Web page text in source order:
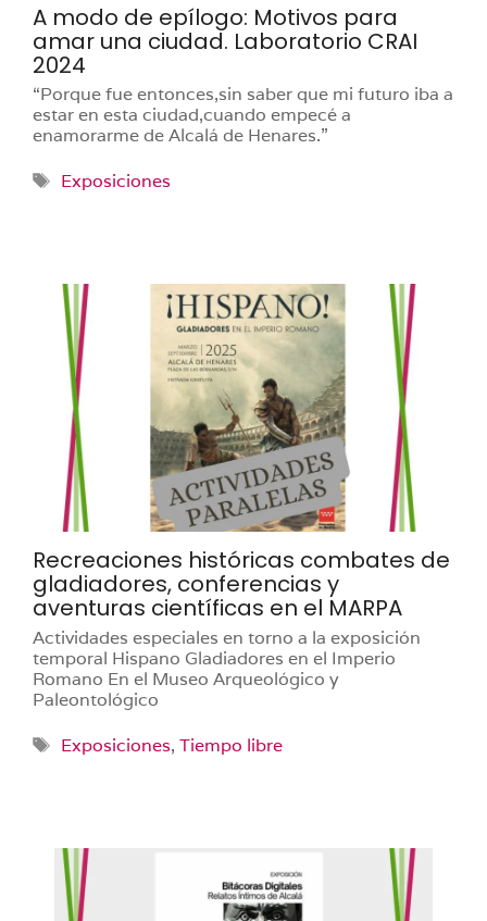
A modo de epílogo: Motivos para
amar una ciudad. Laboratorio CRAI
2024
“Porque fue entonces,sin saber que mi futuro iba a
estar en esta ciudad,cuando empecé a
enamorarme de Alcalá de Henares.”
Etiquetas
Exposiciones
Recreaciones históricas combates de
gladiadores, conferencias y
aventuras científicas en el MARPA
Actividades especiales en torno a la exposición
temporal Hispano Gladiadores en el Imperio
Romano En el Museo Arqueológico y
Paleontológico
Etiquetas
Exposiciones, Tiempo libre